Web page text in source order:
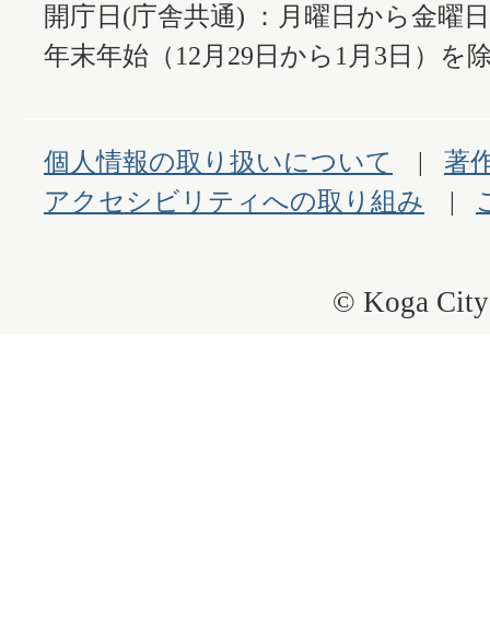
開庁日(庁舎共通) ：月曜日から金曜
年末年始（12月29日から1月3日）を
個人情報の取り扱いについて
著
アクセシビリティへの取り組み
© Koga City